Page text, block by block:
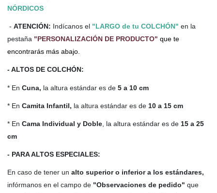
NÓRDICOS
- ATENCIÓN: Indícanos el "LARGO de tu COLCHÓN" en la
pestaña "PERSONALIZACIÓN DE PRODUCTO" que te
encontrarás más abajo.
- ALTOS DE COLCHÓN:
* En Cuna, la altura estándar es de 5 a 10 cm
* En Camita Infantil, la altura estándar es de 10 a 15 cm
* En Cama Individual y Doble , la altura estándar es de 15 a 25
cm
- PARA ALTOS ESPECIALES:
En caso de tener un alto superior o inferior a los estándares,
infórmanos en el campo de "Observaciones de pedido" que